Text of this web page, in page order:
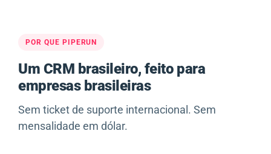
POR QUE PIPERUN
Um CRM brasileiro, feito para
empresas brasileiras
Sem ticket de suporte internacional. Sem
mensalidade em dólar.